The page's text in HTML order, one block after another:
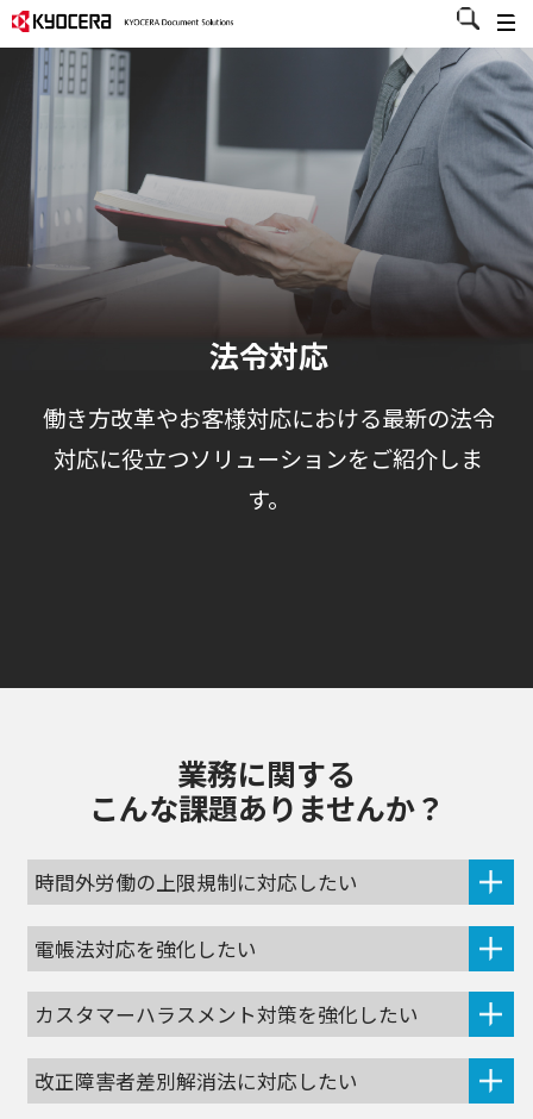
法令対応
働き方改革やお客様対応における最新の法令
対応に役立つソリューションをご紹介しま
す。
業務に関する
こんな課題ありませんか？
時間外労働の上限規制に対応したい
電帳法対応を強化したい
カスタマーハラスメント対策を強化したい
改正障害者差別解消法に対応したい